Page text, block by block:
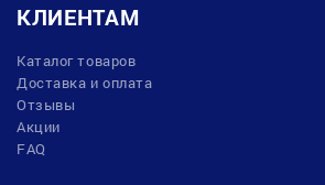
КЛИЕНТАМ
Каталог товаров
Доставка и оплата
Отзывы
Акции
FAQ